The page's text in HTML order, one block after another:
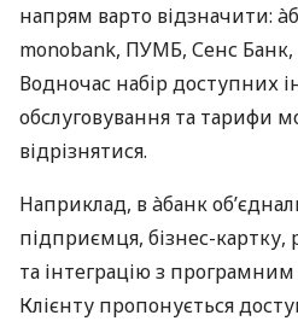
напрям варто відзначити:
monobank, ПУМБ, Сенс
Водночас набір доступних
обслуговування та тарифи
відрізнятися.
Наприклад, в àбанк
підприємця, бізнес-картку,
та інтеграцію з
Клієнту пропонується